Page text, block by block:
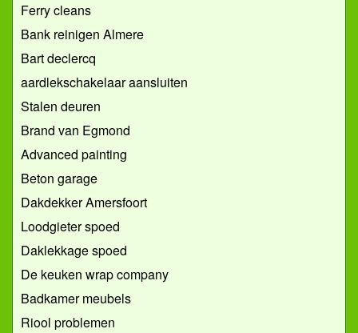
Ferry cleans
Bank reinigen Almere
Bart declercq
aardlekschakelaar aansluiten
Stalen deuren
Brand van Egmond
Advanced painting
Beton garage
Dakdekker Amersfoort
Loodgieter spoed
Daklekkage spoed
De keuken wrap company
Badkamer meubels
Riool problemen